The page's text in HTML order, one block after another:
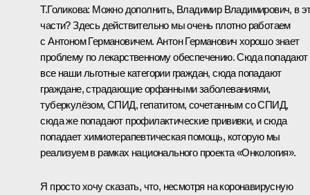
Т.Голикова: Можно дополнить, Владимир Владимирович, в
части? Здесь действительно мы очень плотно работаем
с Антоном Германовичем. Антон Германович хорошо знает
проблему по лекарственному обеспечению. Сюда попадают
все наши льготные категории граждан, сюда попадают
граждане, страдающие орфанными заболеваниями,
туберкулёзом, СПИД, гепатитом, сочетанным со СПИД,
сюда же попадают профилактические прививки, и сюда
попадает химиотерапевтическая помощь, которую мы
реализуем в рамках национального проекта «Онкология».
Я просто хочу сказать, что, несмотря на коронавирусную